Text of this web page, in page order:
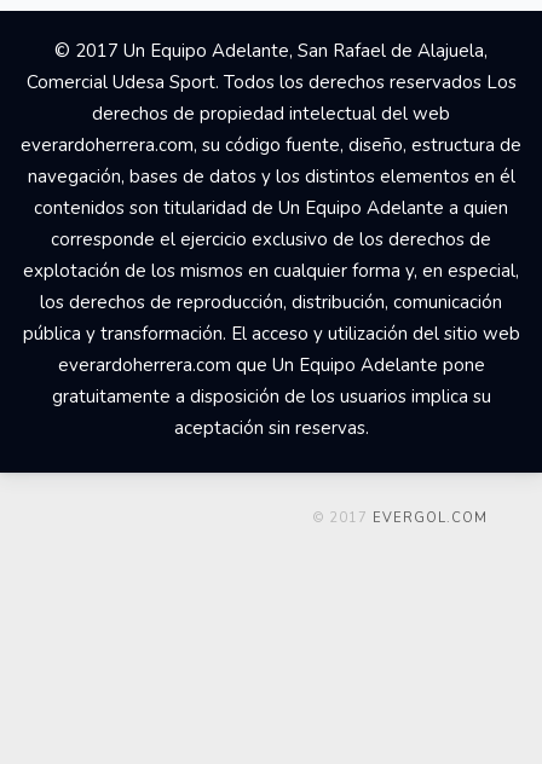
© 2017 Un Equipo Adelante, San Rafael de Alajuela,
Comercial Udesa Sport. Todos los derechos reservados Los
derechos de propiedad intelectual del web
everardoherrera.com, su código fuente, diseño, estructura de
navegación, bases de datos y los distintos elementos en él
contenidos son titularidad de Un Equipo Adelante a quien
corresponde el ejercicio exclusivo de los derechos de
explotación de los mismos en cualquier forma y, en especial,
los derechos de reproducción, distribución, comunicación
pública y transformación. El acceso y utilización del sitio web
everardoherrera.com que Un Equipo Adelante pone
gratuitamente a disposición de los usuarios implica su
aceptación sin reservas.
© 2017 EVERGOL.COM